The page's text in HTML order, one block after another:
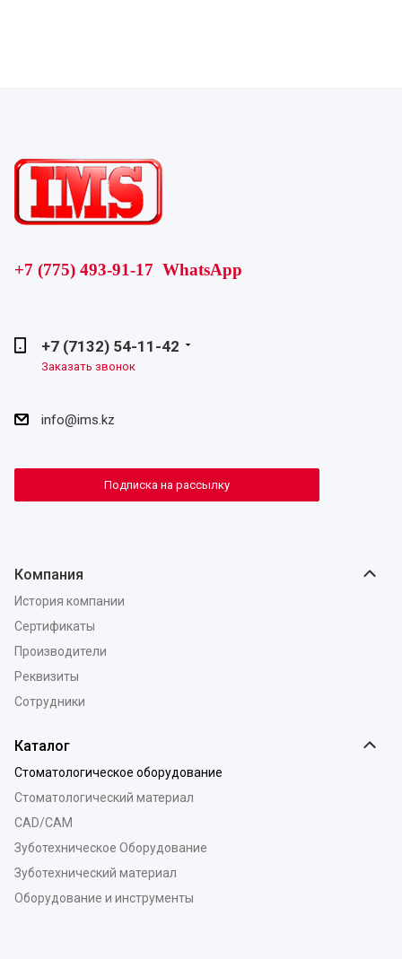
+7 (775) 493-91-17 WhatsApp
+7 (7132) 54-11-42
Заказать звонок
info@ims.kz
Подписка на рассылку
Компания
История компании
Сертификаты
Производители
Реквизиты
Сотрудники
Каталог
Стоматологическое оборудование
Стоматологический материал
CAD/CAM
Зуботехническое Оборудование
Зуботехнический материал
Оборудование и инструменты